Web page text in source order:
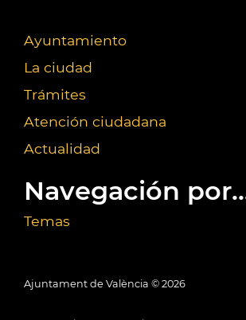
Ayuntamiento
La ciudad
Trámites
Atención ciudadana
Actualidad
Navegación
Temas
Ajuntament de València © 2026